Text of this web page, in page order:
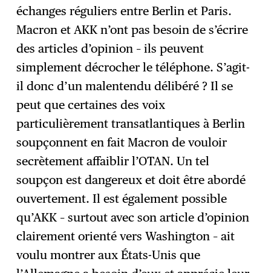
échanges réguliers entre Berlin et Paris.
Macron et AKK n’ont pas besoin de s’écrire
des articles d’opinion – ils peuvent
simplement décrocher le téléphone. S’agit-
il donc d’un malentendu délibéré ? Il se
peut que certaines des voix
particulièrement transatlantiques à Berlin
soupçonnent en fait Macron de vouloir
secrètement affaiblir l’OTAN. Un tel
soupçon est dangereux et doit être abordé
ouvertement. Il est également possible
qu’AKK – surtout avec son article d’opinion
clairement orienté vers Washington – ait
voulu montrer aux États-Unis que